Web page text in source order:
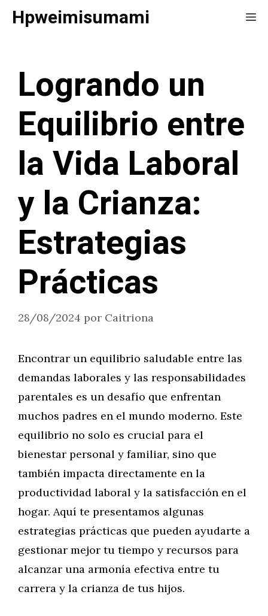
SaltarHpweimisumami
Logrando un
Equilibrio entre
la Vida Laboral
y la Crianza:
Estrategias
Prácticas
28/08/2024 por Caitriona
Encontrar un equilibrio saludable entre las
demandas laborales y las responsabilidades
parentales es un desafío que enfrentan
muchos padres en el mundo moderno. Este
equilibrio no solo es crucial para el
bienestar personal y familiar, sino que
también impacta directamente en la
productividad laboral y la satisfacción en el
hogar. Aquí te presentamos algunas
estrategias prácticas que pueden ayudarte a
gestionar mejor tu tiempo y recursos para
alcanzar una armonía efectiva entre tu
carrera y la crianza de tus hijos.